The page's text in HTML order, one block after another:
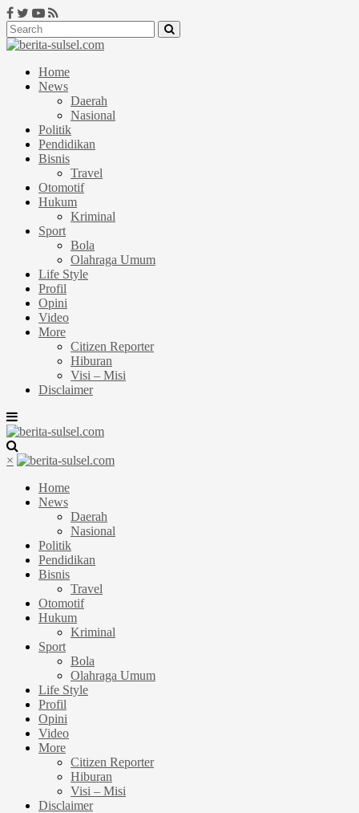
Home
News
Daerah
Nasional
Politik
Pendidikan
Bisnis
Travel
Otomotif
Hukum
Kriminal
Sport
Bola
Olahraga Umum
Life Style
Profil
Opini
Video
More
Citizen Reporter
Hiburan
Visi – Misi
Disclaimer
×
Home
News
Daerah
Nasional
Politik
Pendidikan
Bisnis
Travel
Otomotif
Hukum
Kriminal
Sport
Bola
Olahraga Umum
Life Style
Profil
Opini
Video
More
Citizen Reporter
Hiburan
Visi – Misi
Disclaimer